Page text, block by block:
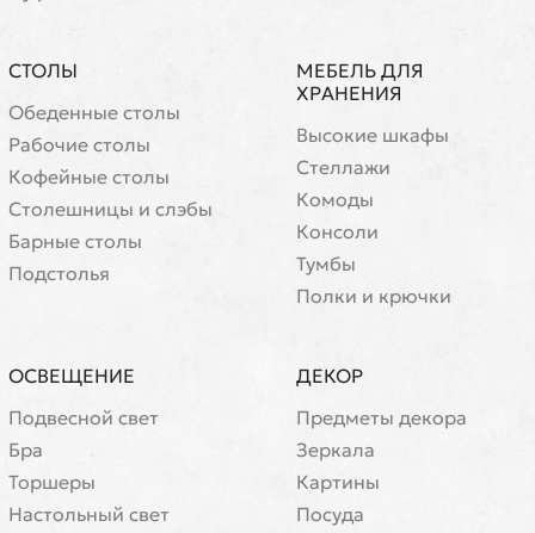
СТОЛЫ
Обеденные столы
Рабочие столы
Кофейные столы
Cтолешницы и слэбы
Барные столы
Подстолья
МЕБЕЛЬ ДЛЯ
ХРАНЕНИЯ
Высокие шкафы
Стеллажи
Комоды
Консоли
Тумбы
Полки и крючки
ОСВЕЩЕНИЕ
Подвесной свет
Бра
Торшеры
Настольный свет
ДЕКОР
Предметы декора
Зеркала
Картины
Посуда